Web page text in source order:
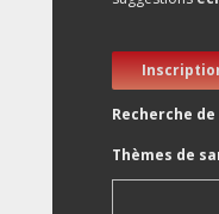
Recherche
Thèmes de